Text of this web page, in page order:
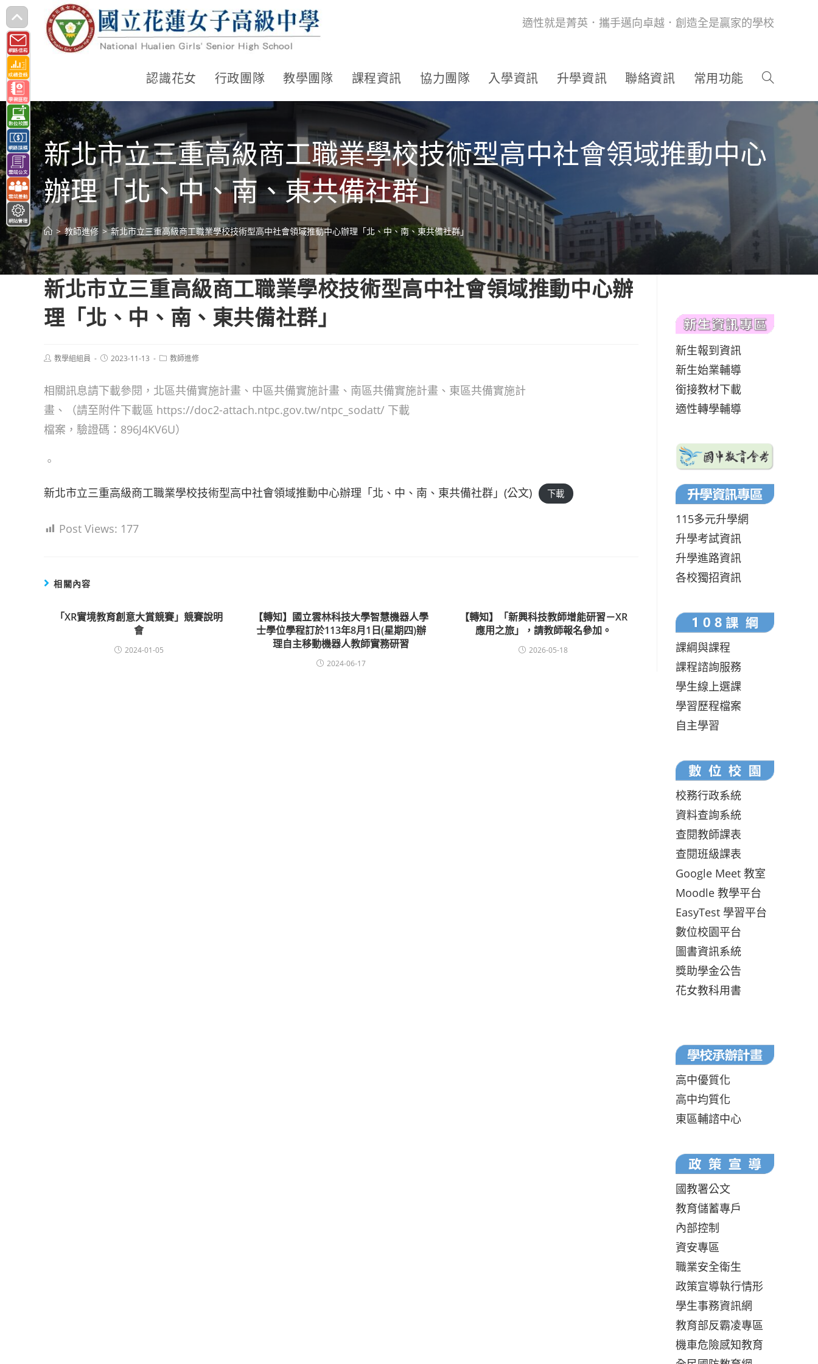
跳
轉
至
主
要
內
容
適性就是菁英．攜手邁向卓越．創造全是贏家的學校
認識花女 行政團隊 教學團隊 課程資訊 協力團隊 入學資訊 升學資訊 聯絡資訊 常用功能
新北市立三重高級商工職業學校技術型高中社會領域推動中心
辦理「北、中、南、東共備社群」
> 教師進修 > 新北市立三重高級商工職業學校技術型高中社會領域推動中心辦理「北、中、南、東共備社群」
新北市立三重高級商工職業學校技術型高中社會領域推動中心辦
理「北、中、南、東共備社群」
Post教學組組員
Post2023-11-13
Post教師進修
相關訊息請下載參閱，北區共備實施計畫、中區共備實施計畫、南區共備實施計畫、東區共備實施計
畫、（請至附件下載區 https://doc2-attach.ntpc.gov.tw/ntpc_sodatt/ 下載
檔案，驗證碼：896J4KV6U）
。
新北市立三重高級商工職業學校技術型高中社會領域推動中心辦理「北、中、南、東共備社群」(公文) 下載
Post Views: 177
相關內容
「XR實境教育創意大賞競賽」競賽說明
會
2024-01-05
【轉知】國立雲林科技大學智慧機器人學
士學位學程訂於113年8月1日(星期四)辦
理自主移動機器人教師實務研習
2024-06-17
【轉知】「新興科技教師增能研習－XR
應用之旅」，請教師報名參加。
2026-05-18
新生報到資訊
新生始業輔導
銜接教材下載
適性轉學輔導
115多元升學網
升學考試資訊
升學進路資訊
各校獨招資訊
課綱與課程
課程諮詢服務
學生線上選課
學習歷程檔案
自主學習
校務行政系統
資料查詢系統
查閱教師課表
查閱班級課表
Google Meet 教室
Moodle 教學平台
EasyTest 學習平台
數位校園平台
圖書資訊系統
獎助學金公告
花女教科用書
高中優質化
高中均質化
東區輔諮中心
國教署公文
教育儲蓄專戶
內部控制
資安專區
職業安全衛生
政策宣導執行情形
學生事務資訊網
教育部反霸凌專區
機車危險感知教育